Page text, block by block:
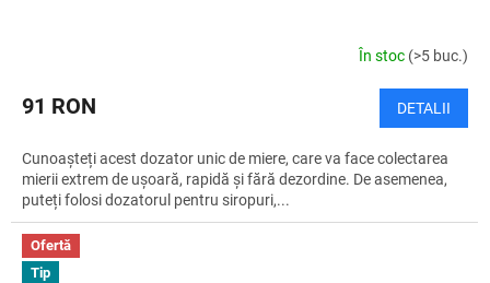
În stoc (>5 buc.)
91 RON DETALII
Cunoașteți acest dozator unic de miere, care va face colectarea
mierii extrem de ușoară, rapidă și fără dezordine. De asemenea,
puteți folosi dozatorul pentru siropuri,...
Ofertă
Tip